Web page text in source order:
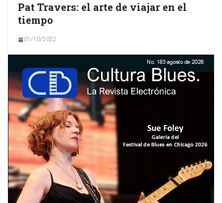
Pat Travers: el arte de viajar en el
tiempo
01/10/2022